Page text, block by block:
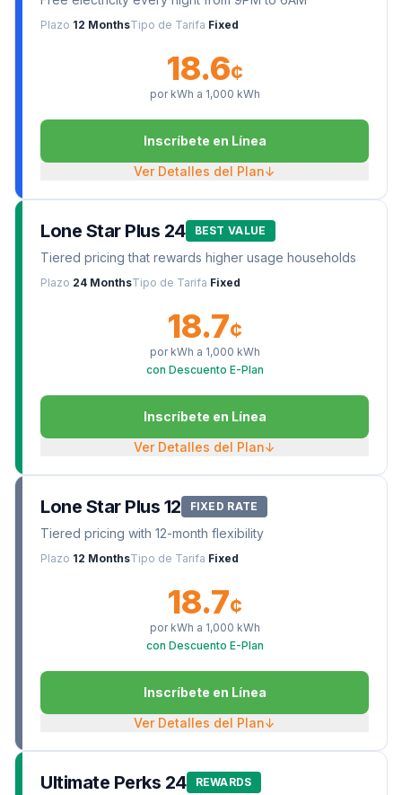
Plazo 12 MonthsTipo de Tarifa Fixed
18.6¢
por kWh a 1,000 kWh
Inscríbete en Línea
Ver Detalles del Plan↓
Lone Star Plus 24 BEST VALUE
Tiered pricing that rewards higher usage households
Plazo 24 MonthsTipo de Tarifa Fixed
18.7¢
por kWh a 1,000 kWh
con Descuento E-Plan
Inscríbete en Línea
Ver Detalles del Plan↓
Lone Star Plus 12 FIXED RATE
Tiered pricing with 12-month flexibility
Plazo 12 MonthsTipo de Tarifa Fixed
18.7¢
por kWh a 1,000 kWh
con Descuento E-Plan
Inscríbete en Línea
Ver Detalles del Plan↓
Ultimate Perks 24 REWARDS